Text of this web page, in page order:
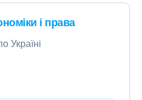
і права
Україні